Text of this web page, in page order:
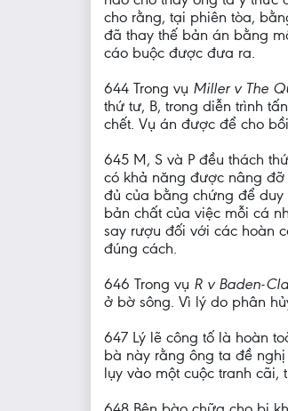
cho rằng, tại phiên tòa,
đã thay thế bản án bằng
cáo buộc được đưa ra.
644 Trong vụ Miller v The
thứ tư, B, trong diễn trình
chết. Vụ án được để cho
645 M, S và P đều thách
có khả năng được nâng
đủ của bằng chứng để
bản chất của việc mỗi cá
say rượu đối với các hoàn
đúng cách.
646 Trong vụ R v Baden-
ở bờ sông. Vì lý do phân
647 Lý lẽ công tố là hoàn
bà này rằng ông ta đề
lụy vào một cuộc tranh